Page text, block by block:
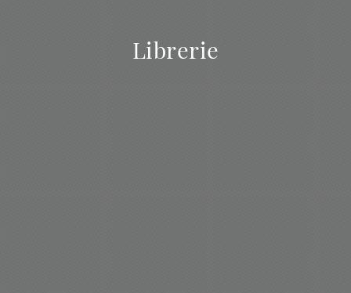
Librerie